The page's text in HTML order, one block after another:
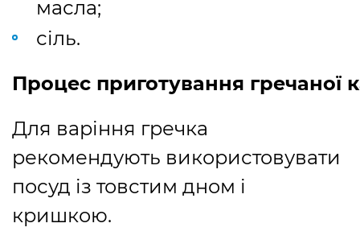
масла;
сіль.
Процес приготування гречаної
Для варіння гречка
рекомендують використовувати
посуд із товстим дном і
кришкою.